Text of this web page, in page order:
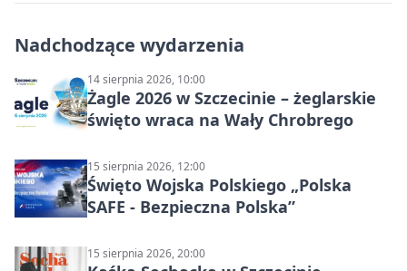
Nadchodzące wydarzenia
14 sierpnia 2026, 10:00
Żagle 2026 w Szczecinie – żeglarskie
święto wraca na Wały Chrobrego
15 sierpnia 2026, 12:00
Święto Wojska Polskiego „Polska
SAFE - Bezpieczna Polska”
15 sierpnia 2026, 20:00